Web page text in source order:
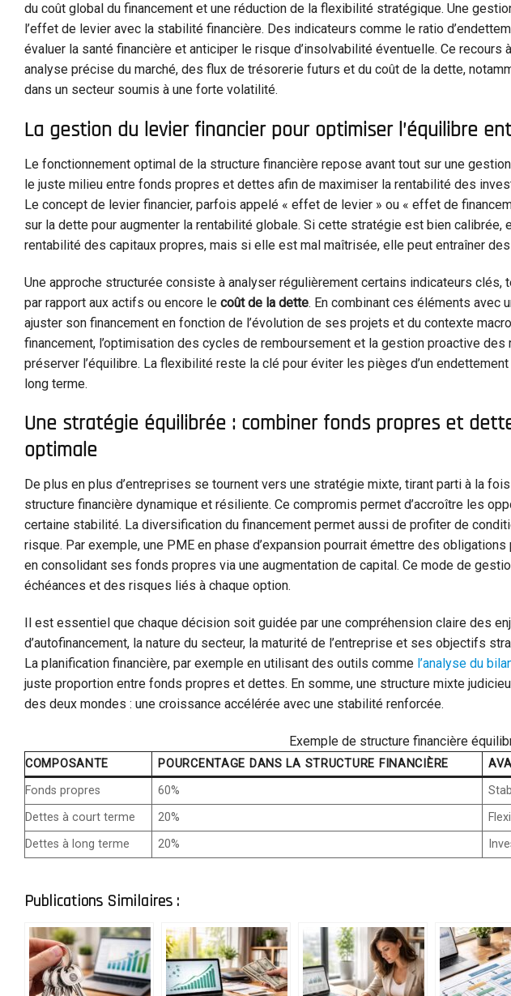
du coût global du financement et une réduction de la flexibilité stratégique. Une
l’effet de levier avec la stabilité financière. Des indicateurs comme le ratio
évaluer la santé financière et anticiper le risque d’insolvabilité éventuelle. Ce recours
analyse précise du marché, des flux de trésorerie futurs et du coût de la dette,
dans un secteur soumis à une forte volatilité.
La gestion du levier financier pour optimiser l’équilibre
Le fonctionnement optimal de la structure financière repose avant tout sur une
le juste milieu entre fonds propres et dettes afin de maximiser la rentabilité des
Le concept de levier financier, parfois appelé « effet de levier » ou « effet de
sur la dette pour augmenter la rentabilité globale. Si cette stratégie est bien calibrée,
rentabilité des capitaux propres, mais si elle est mal maîtrisée, elle peut entraîner
Une approche structurée consiste à analyser régulièrement certains indicateurs clés,
par rapport aux actifs ou encore le coût de la dette. En combinant ces éléments avec
ajuster son financement en fonction de l’évolution de ses projets et du contexte
financement, l’optimisation des cycles de remboursement et la gestion proactive
préserver l’équilibre. La flexibilité reste la clé pour éviter les pièges d’un
long terme.
Une stratégie équilibrée : combiner fonds propres et
optimale
De plus en plus d’entreprises se tournent vers une stratégie mixte, tirant parti à la
structure financière dynamique et résiliente. Ce compromis permet d’accroître les
certaine stabilité. La diversification du financement permet aussi de profiter de
risque. Par exemple, une PME en phase d’expansion pourrait émettre des
en consolidant ses fonds propres via une augmentation de capital. Ce mode de
échéances et des risques liés à chaque option.
Il est essentiel que chaque décision soit guidée par une compréhension claire des
d’autofinancement, la nature du secteur, la maturité de l’entreprise et ses objectifs
La planification financière, par exemple en utilisant des outils comme l’analyse du
juste proportion entre fonds propres et dettes. En somme, une structure mixte
des deux mondes : une croissance accélérée avec une stabilité renforcée.
Exemple de structure financière
COMPOSANTE POURCENTAGE DANS LA STRUCTURE FINANCIÈRE
Fonds propres
60%
Dettes à court terme
20%
Dettes à long terme
20%
Publications Similaires :